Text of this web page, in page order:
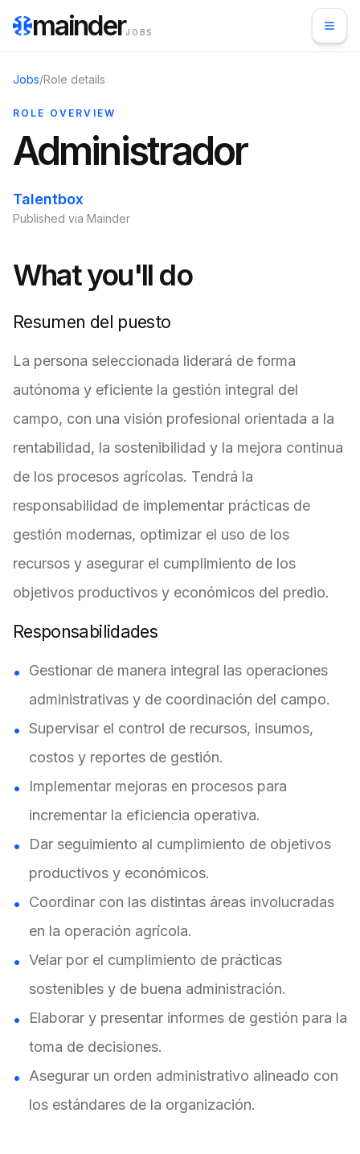
mainderJOBS
Jobs/Role details
ROLE OVERVIEW
Administrador
Talentbox
Published via Mainder
What you'll do
Resumen del puesto
La persona seleccionada liderará de forma
autónoma y eficiente la gestión integral del
campo, con una visión profesional orientada a la
rentabilidad, la sostenibilidad y la mejora continua
de los procesos agrícolas. Tendrá la
responsabilidad de implementar prácticas de
gestión modernas, optimizar el uso de los
recursos y asegurar el cumplimiento de los
objetivos productivos y económicos del predio.
Responsabilidades
Gestionar de manera integral las operaciones
administrativas y de coordinación del campo.
Supervisar el control de recursos, insumos,
costos y reportes de gestión.
Implementar mejoras en procesos para
incrementar la eficiencia operativa.
Dar seguimiento al cumplimiento de objetivos
productivos y económicos.
Coordinar con las distintas áreas involucradas
en la operación agrícola.
Velar por el cumplimiento de prácticas
sostenibles y de buena administración.
Elaborar y presentar informes de gestión para la
toma de decisiones.
Asegurar un orden administrativo alineado con
los estándares de la organización.